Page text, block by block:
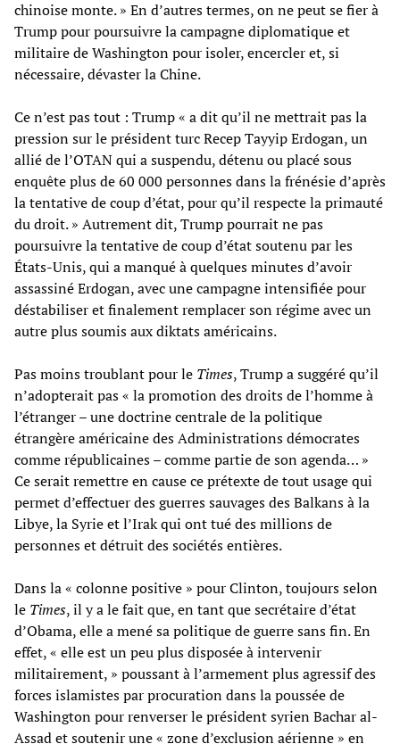
chinoise monte. » En d’autres termes, on ne peut se fier à
Trump pour poursuivre la campagne diplomatique et
militaire de Washington pour isoler, encercler et, si
nécessaire, dévaster la Chine.
Ce n’est pas tout : Trump « a dit qu’il ne mettrait pas la
pression sur le président turc Recep Tayyip Erdogan, un
allié de l’OTAN qui a suspendu, détenu ou placé sous
enquête plus de 60 000 personnes dans la frénésie d’après
la tentative de coup d’état, pour qu’il respecte la primauté
du droit. » Autrement dit, Trump pourrait ne pas
poursuivre la tentative de coup d’état soutenu par les
États-Unis, qui a manqué à quelques minutes d’avoir
assassiné Erdogan, avec une campagne intensifiée pour
déstabiliser et finalement remplacer son régime avec un
autre plus soumis aux diktats américains.
Pas moins troublant pour le Times, Trump a suggéré qu’il
n’adopterait pas « la promotion des droits de l’homme à
l’étranger – une doctrine centrale de la politique
étrangère américaine des Administrations démocrates
comme républicaines – comme partie de son agenda… »
Ce serait remettre en cause ce prétexte de tout usage qui
permet d’effectuer des guerres sauvages des Balkans à la
Libye, la Syrie et l’Irak qui ont tué des millions de
personnes et détruit des sociétés entières.
Dans la « colonne positive » pour Clinton, toujours selon
le Times, il y a le fait que, en tant que secrétaire d’état
d’Obama, elle a mené sa politique de guerre sans fin. En
effet, « elle est un peu plus disposée à intervenir
militairement, » poussant à l’armement plus agressif des
forces islamistes par procuration dans la poussée de
Washington pour renverser le président syrien Bachar al-
Assad et soutenir une « zone d’exclusion aérienne » en